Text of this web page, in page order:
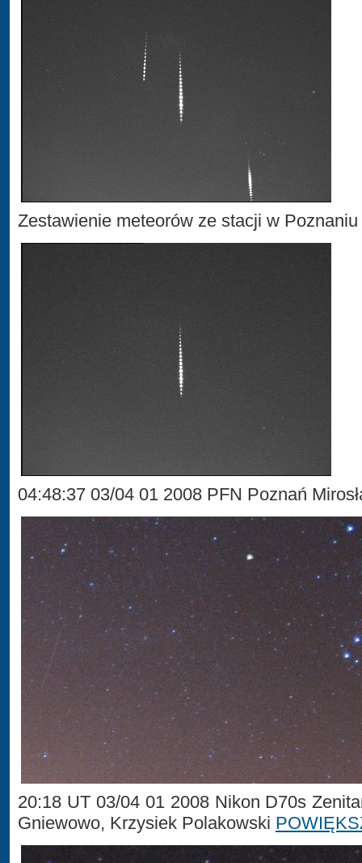
Zestawienie meteorów ze stacji w Poznaniu
04:48:37 03/04 01 2008 PFN Poznań
20:18 UT 03/04 01 2008 Nikon D70s
Gniewowo, Krzysiek Polakowski